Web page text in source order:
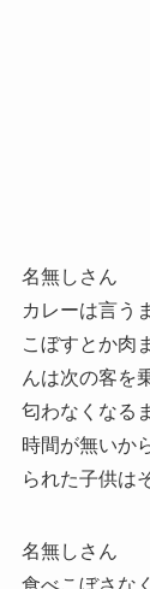
名無しさん
カレーは言う
こぼすとか肉
んは次の客を
匂わなくなる
時間が無いか
られた子供は
名無しさん
食べこぼさな